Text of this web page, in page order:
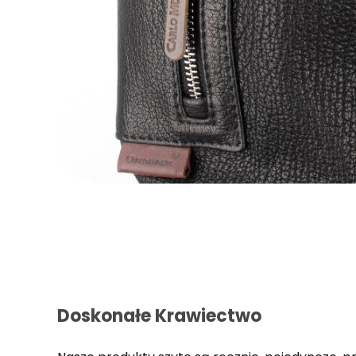
Doskonałe Krawiectwo